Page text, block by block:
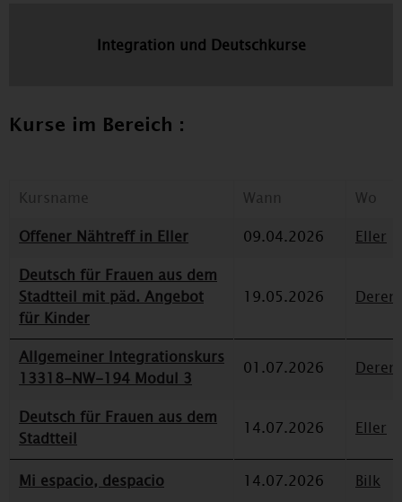
Integration und Deutschkurse
Kurse im Bereich :
Kursname Wann
Wo
Offener Nähtreff in Eller
09.04.2026
Eller
Deutsch für Frauen aus dem
Stadtteil mit päd. Angebot
für Kinder
19.05.2026
Allgemeiner Integrationskurs
13318-NW-194 Modul 3
01.07.2026
Deutsch für Frauen aus dem
Stadtteil
14.07.2026 Eller
Mi espacio, despacio 14.07.2026 Bilk